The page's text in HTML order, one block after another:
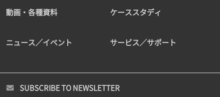
動画・各種資料 ケーススタディ
ニュース／イベント サービス／サポート
SUBSCRIBE TO NEWSLETTER